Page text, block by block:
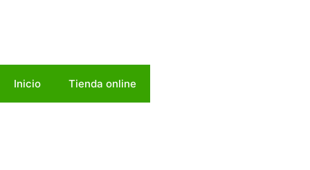
Inicio Tienda online